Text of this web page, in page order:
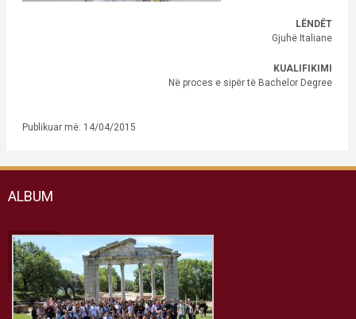
LËNDËT
Gjuhë Italiane
KUALIFIKIMI
Në proces e sipër të Bachelor Degree
Publikuar më: 14/04/2015
ALBUM